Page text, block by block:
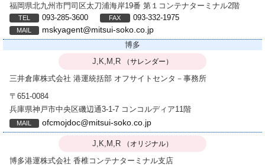
福岡県北九州市門司区太刀浦海岸19番 第１コンテナターミナル2階
093-285-3600
093-332-1975
mskyagent@mitsui-soko.co.jp
博多
J,K,M,R
（サレンダー）
三井倉庫株式会社 港運統括部 オフサイトセンタ－事務所
〒651-0084
兵庫県神戸市中央区磯辺通3-1-7 コンコルディア11階
ofcmojdoc@mitsui-soko.co.jp
J,K,M,R （オリジナル）
博多港運株式会社 香椎コンテナターミナル支店